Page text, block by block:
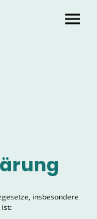
insbesondere
ist: